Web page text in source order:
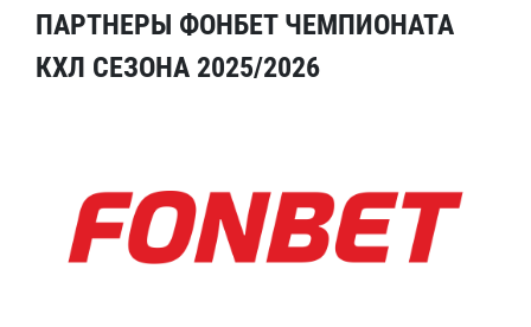
ПАРТНЕРЫ ФОНБЕТ ЧЕМПИОНАТА
КХЛ СЕЗОНА 2025/2026